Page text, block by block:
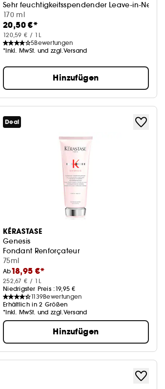
Sehr feuchtigkeitsspendender Leave-in-
170 ml
20,50 €*
120,59 € / 1L
5Bewertungen
*Inkl. MwSt. und zzgl.Versand
Hinzufügen
Deal
KÉRASTASE
Genesis
Fondant Renforçateur
75ml
Ab18,95 €*
252,67 € / 1L
Niedrigster Preis :19,95 €
1139Bewertungen
Erhältlich in 2 Größen
*Inkl. MwSt. und zzgl.Versand
Hinzufügen